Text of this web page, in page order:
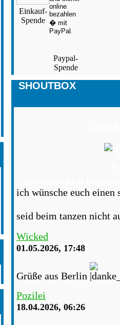
Einkauf-
Spende
Paypal-
Spende
SHOUTBOX
ich wünsche euch
seid beim tanzen nicht
Wicked
01.05.2026, 17:48
Grüße aus Berlin
Pozilei
18.04.2026, 06:26